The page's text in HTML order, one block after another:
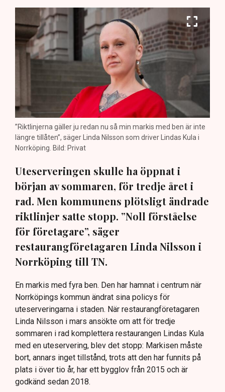
”Riktlinjerna gäller ju redan nu så min markis med ben är inte
längre tillåten”, säger Linda Nilsson som driver Lindas Kula i
Norrköping. Bild: Privat
Uteserveringen skulle ha öppnat i
början av sommaren, för tredje året i
rad. Men kommunens plötsligt ändrade
riktlinjer satte stopp. ”Noll förståelse
för företagare”, säger
restaurangföretagaren Linda Nilsson i
Norrköping till TN.
En markis med fyra ben. Den har hamnat i centrum när
Norrköpings kommun ändrat sina policys för
uteserveringarna i staden. När restaurangföretagaren
Linda Nilsson i mars ansökte om att för tredje
sommaren i rad komplettera restaurangen Lindas Kula
med en uteservering, blev det stopp: Markisen måste
bort, annars inget tillstånd, trots att den har funnits på
plats i över tio år, har ett bygglov från 2015 och är
godkänd sedan 2018.